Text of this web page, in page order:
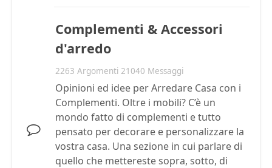
Complementi & Accessori
d'arredo
2263 Argomenti 21040 Messaggi
Opinioni ed idee per Arredare Casa con i
Complementi. Oltre i mobili? C’è un
mondo fatto di complementi e tutto
pensato per decorare e personalizzare la
vostra casa. Una sezione in cui parlare di
quello che mettereste sopra, sotto, di